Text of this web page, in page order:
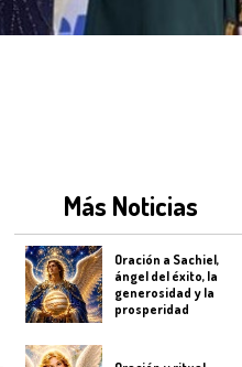
Más Noticias
Oración a Sachiel,
ángel del éxito, la
generosidad y la
prosperidad